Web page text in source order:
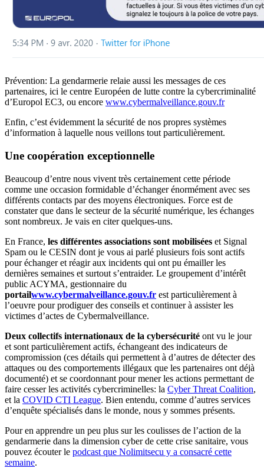
Prévention: La gendarmerie relaie aussi les messages de ces
partenaires, ici le centre Européen de lutte contre la cybercriminalité
d’Europol EC3, ou encore www.cybermalveillance.gouv.fr
Enfin, c’est évidemment la sécurité de nos propres systèmes
d’information à laquelle nous veillons tout particulièrement.
Une coopération exceptionnelle
Beaucoup d’entre nous vivent très certainement cette période
comme une occasion formidable d’échanger énormément avec ses
différents contacts par des moyens électroniques. Force est de
constater que dans le secteur de la sécurité numérique, les échanges
sont nombreux. Je vais en citer quelques-uns.
En France, les différentes associations sont mobilisées et Signal
Spam ou le CESIN dont je vous ai parlé plusieurs fois sont actifs
pour échanger et réagir aux incidents qui ont pu émailler les
dernières semaines et surtout s’entraider. Le groupement d’intérêt
public ACYMA, gestionnaire du
portailwww.cybermalveillance.gouv.fr est particulièrement à
l’oeuvre pour prodiguer des conseils et continuer à assister les
victimes d’actes de Cybermalveillance.
Deux collectifs internationaux de la cybersécurité ont vu le jour
et sont particulièrement actifs, échangeant des indicateurs de
compromission (ces détails qui permettent à d’autres de détecter des
attaques ou des comportements illégaux que les partenaires ont déjà
documenté) et se coordonnant pour mener les actions permettant de
faire cesser les activités cybercriminelles: la Cyber Threat Coalition,
et la COVID CTI League. Bien entendu, comme d’autres services
d’enquête spécialisés dans le monde, nous y sommes présents.
Pour en apprendre un peu plus sur les coulisses de l’action de la
gendarmerie dans la dimension cyber de cette crise sanitaire, vous
pouvez écouter le podcast que Nolimitsecu y a consacré cette
semaine.